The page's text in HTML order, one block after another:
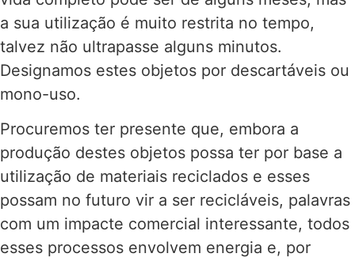
a sua utilização é muito restrita no tempo,
talvez não ultrapasse alguns minutos.
Designamos estes objetos por descartáveis ou
mono-uso.
Procuremos ter presente que, embora a
produção destes objetos possa ter por base a
utilização de materiais reciclados e esses
possam no futuro vir a ser recicláveis, palavras
com um impacte comercial interessante, todos
esses processos envolvem energia e, por